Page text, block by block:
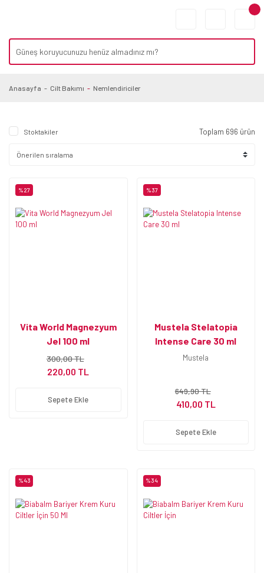
Anasayfa Cilt Bakımı Nemlendiriciler
Stoktakiler Toplam 696 ürün
%27
Vita World Magnezyum
Jel 100 ml
300,00 TL
220,00 TL
Sepete Ekle
%37
Mustela Stelatopia
Intense Care 30 ml
Mustela
649,90 TL
410,00 TL
Sepete Ekle
%43 %34